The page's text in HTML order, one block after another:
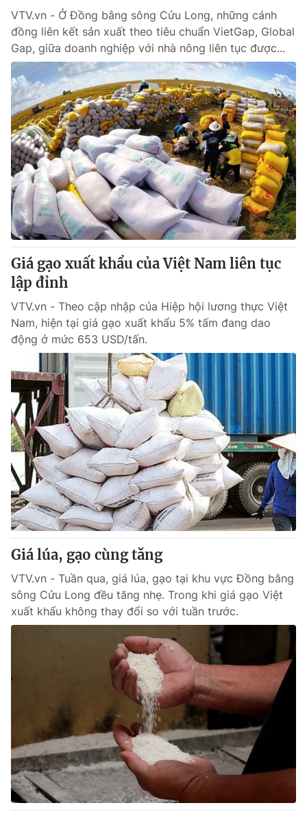
Ðiện thoại Thời báo VTV:
024.66 897 897
Email: toasoan@vtv.vn
Liên hệ quảng cáo: 024-7300.7108
® Cấm sao chép dưới mọi hình thức nếu không có sự chấp
thuận bằng văn bản. Ghi rõ nguồn VTV.vn khi phát hành lại
thông tin từ website này.
VTV.vn - Ở Đồng bằng sông Cửu Long, những cánh
đồng liên kết sản xuất theo tiêu chuẩn VietGap, Global
Gap, giữa doanh nghiệp với nhà nông liên tục được...
Giá gạo xuất khẩu của Việt Nam liên tục
lập đỉnh
VTV.vn - Theo cập nhập của Hiệp hội lương thực Việt
Nam, hiện tại giá gạo xuất khẩu 5% tấm đang dao
động ở mức 653 USD/tấn.
Giá lúa, gạo cùng tăng
VTV.vn - Tuần qua, giá lúa, gạo tại khu vực Đồng bằng
sông Cửu Long đều tăng nhẹ. Trong khi giá gạo Việt
xuất khẩu không thay đổi so với tuần trước.